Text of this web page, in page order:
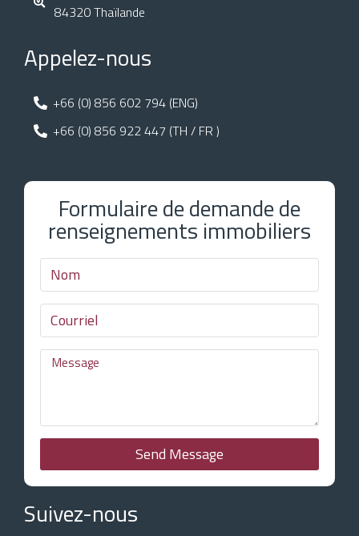
84320 Thaïlande
Appelez-nous
+66 (0) 856 602 794 (ENG)
+66 (0) 856 922 447 (TH / FR )
Formulaire de demande de
renseignements immobiliers
Send Message
Suivez-nous